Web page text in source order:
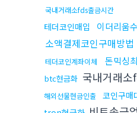
국내거래소fds출금시간
테더코인매입 이더리움
소액결제코인구매방법
테더코인계좌이체 돈믹싱
btc현금화 국내거래
해외선물현금인출 코인구매